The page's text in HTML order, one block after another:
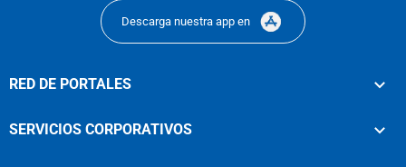
Descarga nuestra app en
RED DE PORTALES
SERVICIOS CORPORATIVOS